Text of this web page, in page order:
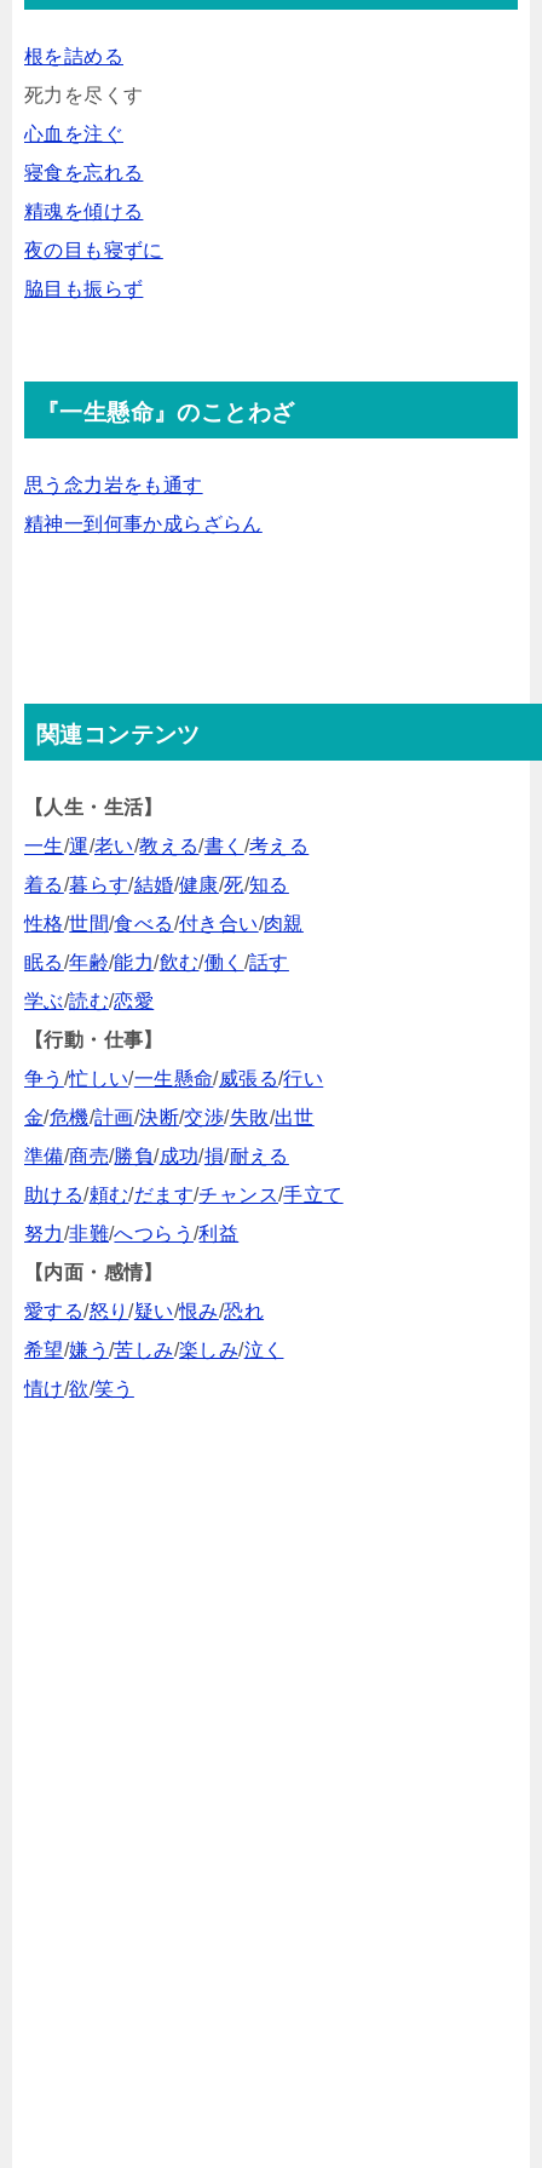
根を詰める
死力を尽くす
心血を注ぐ
寝食を忘れる
精魂を傾ける
夜の目も寝ずに
脇目も振らず
『一生懸命』のことわざ
思う念力岩をも通す
精神一到何事か成らざらん
関連コンテンツ
【人生・生活】
一生/運/老い/教える/書く /考える
着る/暮らす/結婚/健康/死/知る
性格/世間/食べる/付き合い/肉親
眠る/年齢/能力/飲む/働く /話す
学ぶ/読む/恋愛
【行動・仕事】
争う /忙しい/一生懸命/威張る/行い
金/危機/計画/決断/交渉/失敗/出世
準備/商売/勝負/成功/損/耐える
助ける/頼む/だます/チャンス/手立て
努力/非難/へつらう/利益
【内面・感情】
愛する/怒り/疑い/恨み/恐れ
希望/嫌う/苦しみ/楽しみ/泣く
情け/欲/笑う